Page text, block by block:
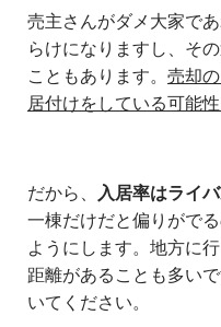
売主さんがダメ大家で
らけになりますし、そ
こともあります。 売却
居付けをしている可能
だから、 入居率はライ
一棟だけだと偏りがで
ようにします。地方に
距離があることも多い
いてください。